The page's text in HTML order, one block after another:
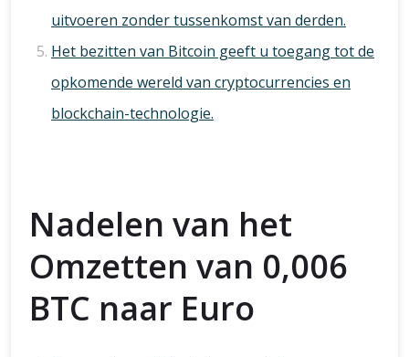
uitvoeren zonder tussenkomst van derden.
Het bezitten van Bitcoin geeft u toegang tot de
opkomende wereld van cryptocurrencies en
blockchain-technologie.
Nadelen van het
Omzetten van 0,006
BTC naar Euro